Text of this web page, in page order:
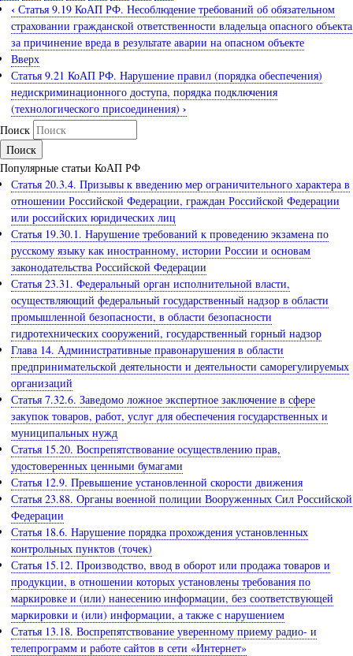
‹ Статья 9.19 КоАП РФ. Несоблюдение требований об обязательном
страховании гражданской ответственности владельца опасного объекта
за причинение вреда в результате аварии на опасном объекте
Вверх
Статья 9.21 КоАП РФ. Нарушение правил (порядка обеспечения)
недискриминационного доступа, порядка подключения
(технологического присоединения) ›
Поиск
Популярные статьи КоАП РФ
Статья 20.3.4. Призывы к введению мер ограничительного характера в
отношении Российской Федерации, граждан Российской Федерации
или российских юридических лиц
Статья 19.30.1. Нарушение требований к проведению экзамена по
русскому языку как иностранному, истории России и основам
законодательства Российской Федерации
Статья 23.31. Федеральный орган исполнительной власти,
осуществляющий федеральный государственный надзор в области
промышленной безопасности, в области безопасности
гидротехнических сооружений, государственный горный надзор
Глава 14. Административные правонарушения в области
предпринимательской деятельности и деятельности саморегулируемых
организаций
Статья 7.32.6. Заведомо ложное экспертное заключение в сфере
закупок товаров, работ, услуг для обеспечения государственных и
муниципальных нужд
Статья 15.20. Воспрепятствование осуществлению прав,
удостоверенных ценными бумагами
Статья 12.9. Превышение установленной скорости движения
Статья 23.88. Органы военной полиции Вооруженных Сил Российской
Федерации
Статья 18.6. Нарушение порядка прохождения установленных
контрольных пунктов (точек)
Статья 15.12. Производство, ввод в оборот или продажа товаров и
продукции, в отношении которых установлены требования по
маркировке и (или) нанесению информации, без соответствующей
маркировки и (или) информации, а также с нарушением
Статья 13.18. Воспрепятствование уверенному приему радио- и
телепрограмм и работе сайтов в сети «Интернет»